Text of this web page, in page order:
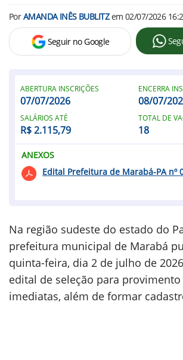
PorAMANDA INÊS BUBLITZem 02/07/2026
Seguir no Google
Na região sudeste do estado do
prefeitura municipal de Marabá
quinta-feira, dia 2 de julho de
edital de seleção para provimento
imediatas, além de formar
ABERTURA INSCRIÇÕES
07/07/2026
ENCERRA
08/07/
SALÁRIOS ATÉ
R$ 2.115,79
TOTAL DE
18
ANEXOS
Edital Prefeitura de Marabá-PA nº